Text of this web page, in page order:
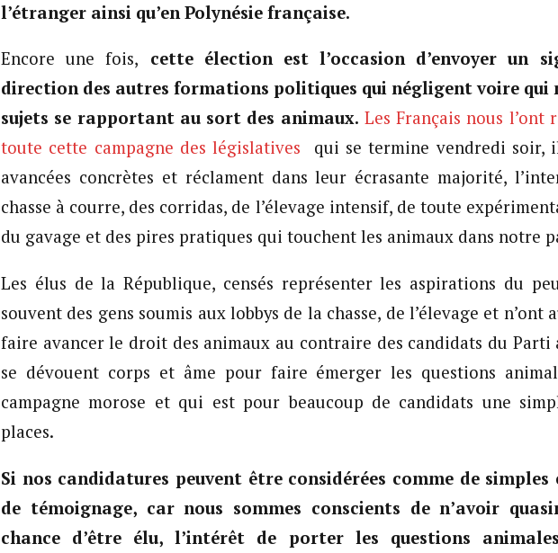
l’étranger ainsi qu’en Polynésie française.
Encore une fois, cette élection est l’occasion d’envoyer un
direction des autres formations politiques qui négligent voire qui
sujets se rapportant au sort des animaux. Les Français nous l’ont
toute cette campagne des législatives
qui se termine vendredi soir,
avancées concrètes et réclament dans leur écrasante majorité,
chasse à courre, des corridas, de l’élevage intensif, de toute
du gavage et des pires pratiques qui touchent les animaux dans notre
Les élus de la République, censés représenter les aspirations du
souvent des gens soumis aux lobbys de la chasse, de l’élevage et n’ont
faire avancer le droit des animaux au contraire des candidats du Parti
se dévouent corps et âme pour faire émerger les questions
campagne morose et qui est pour beaucoup de candidats une
places.
Si nos candidatures peuvent être considérées comme de
de témoignage, car nous sommes conscients de n’avoir
chance d’être élu, l’intérêt de porter les questions